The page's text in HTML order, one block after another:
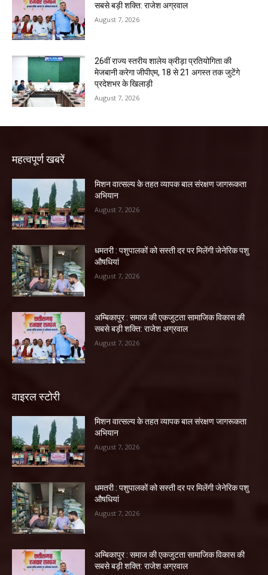
सबसे बड़ी शक्ति: राजेश अग्रवाल
August 7, 2026
26वीं राज्य स्तरीय शालेय क्रीड़ा प्रतियोगिता की
मेजबानी करेगा जीपीएम, 18 से 21 अगस्त तक जुटेंगे
प्रदेशभर के खिलाड़ी
August 7, 2026
महत्वपूर्ण खबरें
मिशन वात्सल्य के तहत व्यापक बाल संरक्षण जागरूकता
अभियान
August 7, 2026
धमतरी : पशुपालकों को सस्ती दर पर मिलेंगी जेनेरिक पशु
औषधियां
August 7, 2026
अम्बिकापुर : समाज की एकजुटता सामाजिक विकास की
सबसे बड़ी शक्ति: राजेश अग्रवाल
August 7, 2026
वाइरल स्टोरी
मिशन वात्सल्य के तहत व्यापक बाल संरक्षण जागरूकता
अभियान
August 7, 2026
धमतरी : पशुपालकों को सस्ती दर पर मिलेंगी जेनेरिक पशु
औषधियां
August 7, 2026
अम्बिकापुर : समाज की एकजुटता सामाजिक विकास की
सबसे बड़ी शक्ति: राजेश अग्रवाल